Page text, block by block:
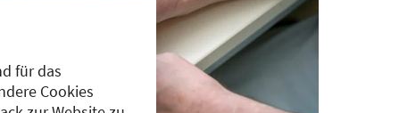
für das
Cookies